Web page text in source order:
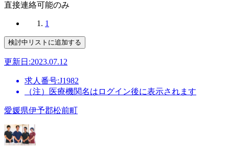
直接連絡可能のみ
1
更新日:2023.07.12
求人番号:J1982
（注）医療機関名はログイン後に表示されます
愛媛県伊予郡松前町